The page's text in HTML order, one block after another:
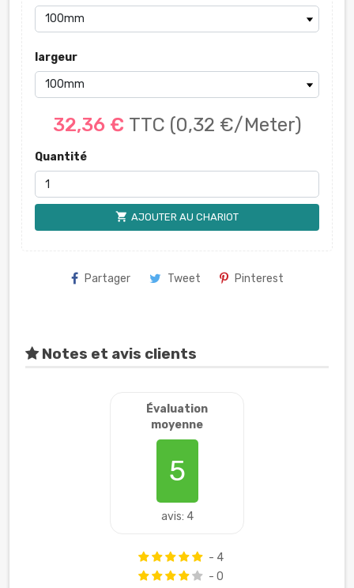
largeur
32,36 € TTC (0,32 €/Meter)
Quantité
shopping_cart AJOUTER AU CHARIOT
Partager Tweet Pinterest
Notes et avis clients
Évaluation
moyenne
5
avis: 4
- 4
- 0